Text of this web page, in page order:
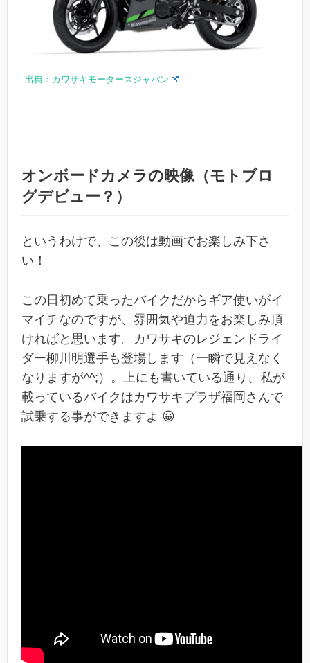
出典：カワサキモータースジャパン
オンボードカメラの映像（モトブロ
グデビュー？）
というわけで、この後は動画でお楽しみ下さ
い！
この日初めて乗ったバイクだからギア使いがイ
マイチなのですが、雰囲気や迫力をお楽しみ頂
ければと思います。カワサキのレジェンドライ
ダー柳川明選手も登場します（一瞬で見えなく
なりますが^^;）。上にも書いている通り、私が
載っているバイクはカワサキプラザ福岡さんで
試乗する事ができますよ 😀